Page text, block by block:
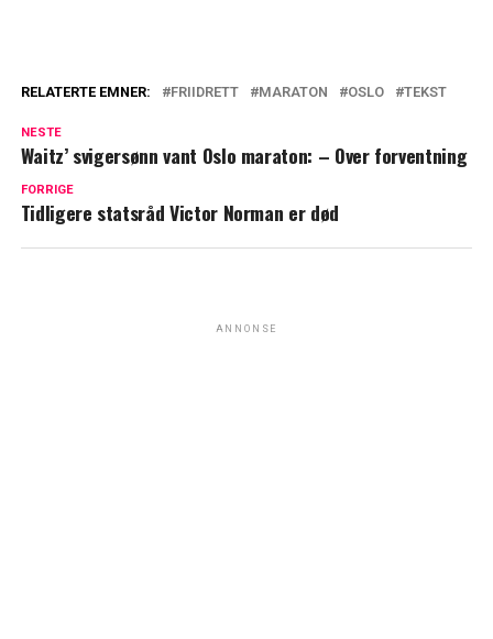
RELATERTE EMNER: FRIIDRETT MARATON OSLO TEKST
NESTE
Waitz’ svigersønn vant Oslo maraton: – Over forventning
FORRIGE
Tidligere statsråd Victor Norman er død
ANNONSE